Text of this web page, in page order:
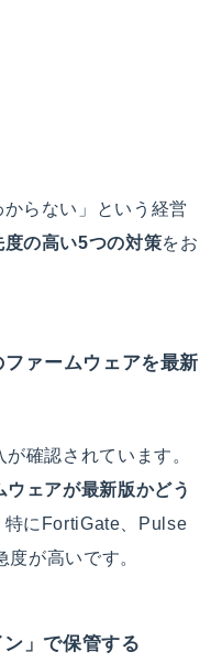
からない」という経営
の高い5つの対策をお
ァームウェアを最新
確認されています。
ェアが最新版かどう
特にFortiGate、Pulse
が高いです。
」で保管する